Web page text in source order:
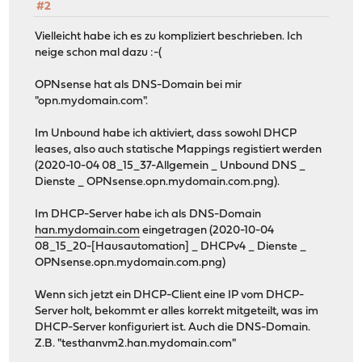
#2
Vielleicht habe ich es zu kompliziert beschrieben. Ich
neige schon mal dazu :-(
OPNsense hat als DNS-Domain bei mir
"opn.mydomain.com".
Im Unbound habe ich aktiviert, dass sowohl DHCP
leases, also auch statische Mappings registiert werden
(2020-10-04 08_15_37-Allgemein _ Unbound DNS _
Dienste _ OPNsense.opn.mydomain.com.png).
Im DHCP-Server habe ich als DNS-Domain
han.mydomain.com eingetragen (2020-10-04
08_15_20-[Hausautomation] _ DHCPv4 _ Dienste _
OPNsense.opn.mydomain.com.png)
Wenn sich jetzt ein DHCP-Client eine IP vom DHCP-
Server holt, bekommt er alles korrekt mitgeteilt, was im
DHCP-Server konfiguriert ist. Auch die DNS-Domain.
Z.B. "testhanvm2.han.mydomain.com"